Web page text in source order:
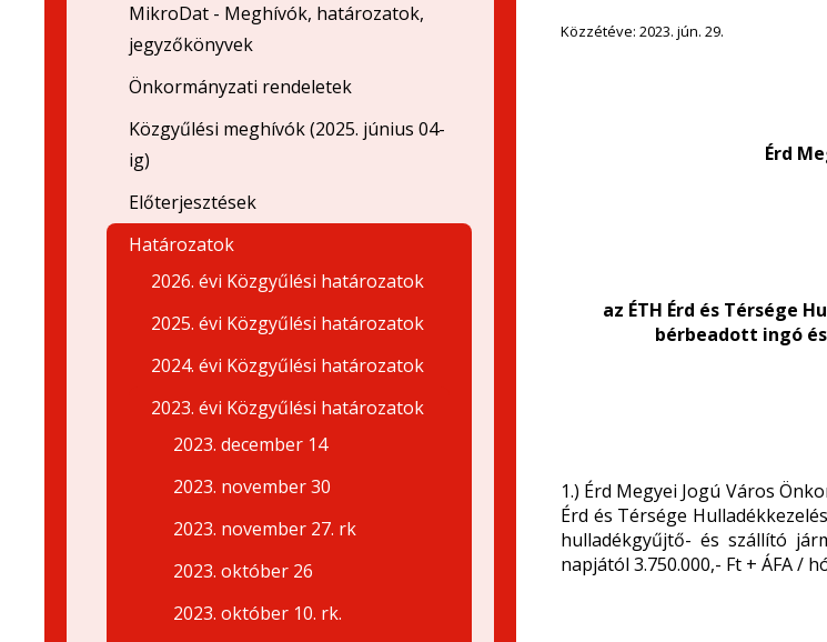
Közzétéve: 2023. jún. 29.
Érd
az ÉTH Érd és Térsége
bérbeadott ingó
1.) Érd Megyei Jogú Város
Érd és Térsége
hulladékgyűjtő- és szállító
napjától 3.750.000,- Ft + ÁFA /
MikroDat - Meghívók, határozatok,
jegyzőkönyvek
Önkormányzati rendeletek
Közgyűlési meghívók (2025. június 04-
ig)
Előterjesztések
Határozatok
2026. évi Közgyűlési határozatok
2025. évi Közgyűlési határozatok
2024. évi Közgyűlési határozatok
2023. évi Közgyűlési határozatok
2023. december 14
2023. november 30
2023. november 27. rk
2023. október 26
2023. október 10. rk.